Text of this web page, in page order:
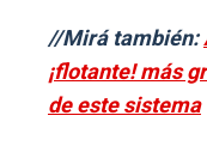
//Mirá también:
¡flotante! más
de este sistema